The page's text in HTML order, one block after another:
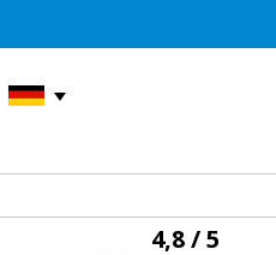
4,8 / 5